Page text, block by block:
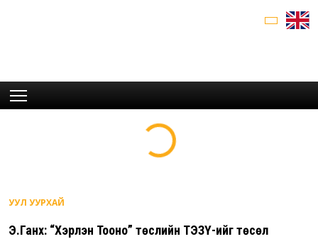
УУЛ УУРХАЙ
Э.Ганхүү: “Хэрлэн Тооно” төслийн ТЭЗҮ-ийг төсөл